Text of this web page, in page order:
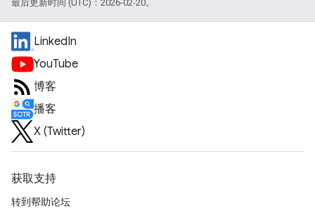
最后更新时间 (UTC)：2026-02-20。
LinkedIn
YouTube
博客
播客
X (Twitter)
获取支持
转到帮助论坛